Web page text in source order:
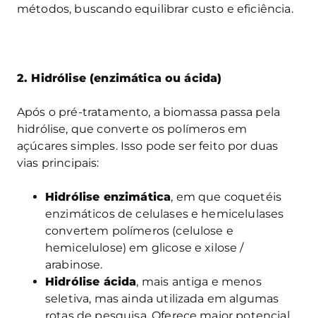
métodos, buscando equilibrar custo e eficiência.
2. Hidrólise (enzimática ou ácida)
Após o pré-tratamento, a biomassa passa pela
hidrólise, que converte os polímeros em
açúcares simples. Isso pode ser feito por duas
vias principais:
Hidrólise enzimática, em que coquetéis
enzimáticos de celulases e hemicelulases
convertem polímeros (celulose e
hemicelulose) em glicose e xilose /
arabinose.
Hidrólise ácida, mais antiga e menos
seletiva, mas ainda utilizada em algumas